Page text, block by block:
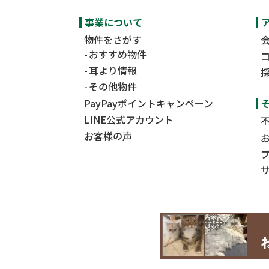
事業について
物件をさがす
おすすめ物件
耳より情報
その他物件
PayPayポイントキャンペーン
LINE公式アカウント
お客様の声